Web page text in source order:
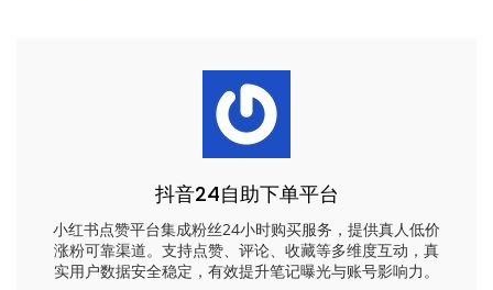
抖音24自助下单平台
小红书点赞平台集成粉丝24小时购买服务，提供真人低价
涨粉可靠渠道。支持点赞、评论、收藏等多维度互动，真
实用户数据安全稳定，有效提升笔记曝光与账号影响力。